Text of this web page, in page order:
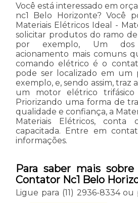
Você está interessado em
nc1 Belo Horizonte? Você
Materiais Elétricos Ideal -
solicitar produtos do ramo
por exemplo, Um dos
acionamento mais comuns
comando elétrico é o
pode ser localizado em um
exemplo, e, sendo assim, traz
um motor elétrico trifásico
Priorizando uma forma de
qualidade e confiança, a
Materiais Elétricos, conta
capacitada. Entre em
informações.
Para saber mais
Contator Nc1 Belo
Ligue para (11) 2936-8334ou